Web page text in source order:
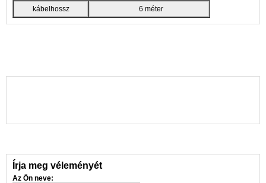
kábelhossz
6 méter
Írja meg véleményét
Az Ön neve: